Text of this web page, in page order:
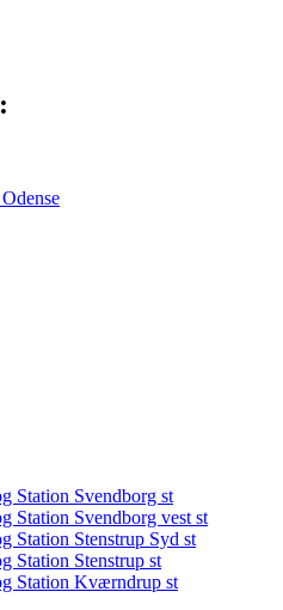
Station Svendborg st
Station Svendborg vest st
Station Stenstrup Syd st
Station Stenstrup st
Station Kværndrup st